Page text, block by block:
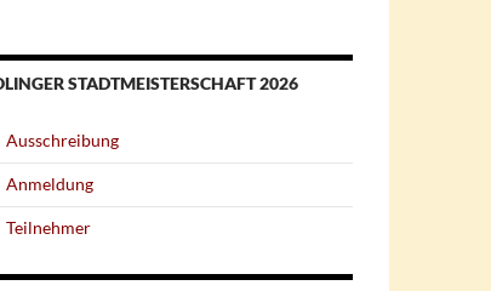
STADTMEISTERSCHAFT 2026
Ausschreibung
Anmeldung
Teilnehmer